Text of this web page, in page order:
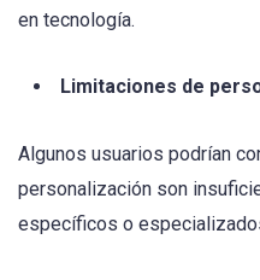
en tecnología.
Limitaciones de
Algunos usuarios podrían
personalización son
específicos o